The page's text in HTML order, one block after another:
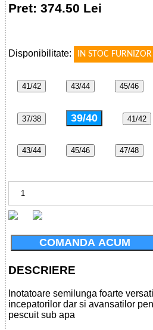
Pret: 374.50 Lei
Disponibilitate:
IN STOC FURNIZOR
41/42 43/44 45/46
37/38 39/40 41/42
43/44 45/46 47/48
COMANDA ACUM
DESCRIERE
Inotatoare semilunga foarte
incepatorilor dar si avansatilor
pescuit sub apa